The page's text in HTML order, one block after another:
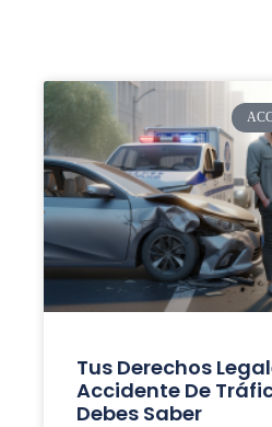
Tus Derechos
Accidente De
Debes Saber